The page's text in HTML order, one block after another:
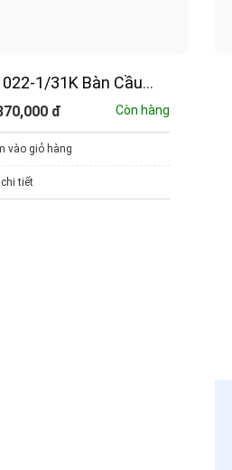
1/31K Bàn Cầu
Thông Minh JOMOO
PIN đ Còn hàng
vào giỏ hàng
tiết